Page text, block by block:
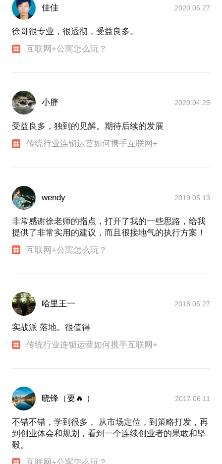
竟一小时的谈话只能解决一个小问题。请把你的问题
提前发给我，方便我做更精确的准备，提升见面效
率。期待与你的见面。
佳佳 2020.05.27
徐哥很专业，很透彻，受益良多。
互联网+公寓怎么玩？
小胖 2020.04.25
受益良多，独到的见解。期待后续的发展
传统行业连锁运营如何携手互联网+
wendy 2019.05.13
非常感谢徐老师的指点，打开了我的一些思路，给我
提供了非常实用的建议，而且很接地气的执行方案！
互联网+公寓怎么玩？
哈里王一 2018.05.27
实战派 落地。很值得
传统行业连锁运营如何携手互联网+
晓锋（要🔥 ） 2017.06.11
不错不错，学到很多， 从市场定位，到策略打发，再
到创业体会和规划，看到一个连续创业者的果敢和坚
毅。